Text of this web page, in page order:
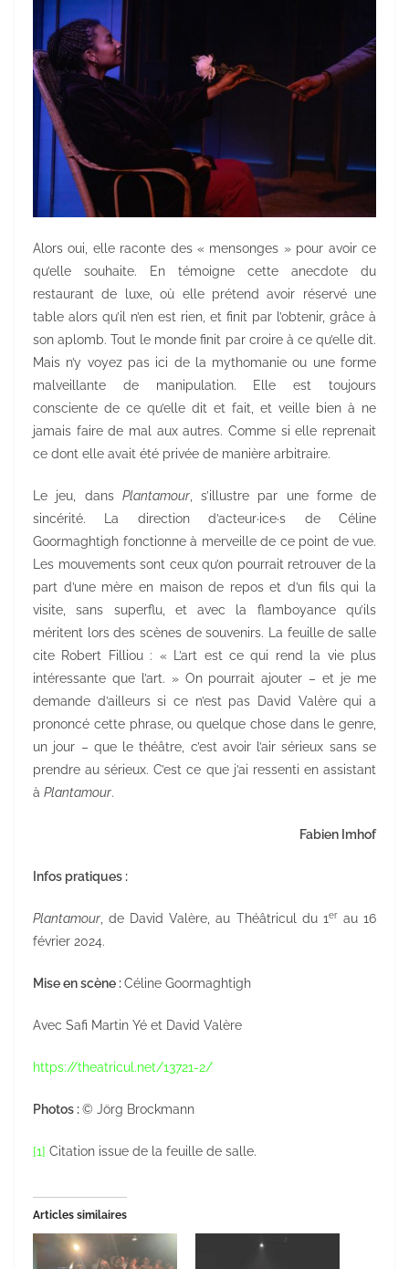
Alors oui, elle raconte des « mensonges » pour avoir ce
qu’elle souhaite. En témoigne cette anecdote du
restaurant de luxe, où elle prétend avoir réservé une
table alors qu’il n’en est rien, et finit par l’obtenir, grâce à
son aplomb. Tout le monde finit par croire à ce qu’elle dit.
Mais n’y voyez pas ici de la mythomanie ou une forme
malveillante de manipulation. Elle est toujours
consciente de ce qu’elle dit et fait, et veille bien à ne
jamais faire de mal aux autres. Comme si elle reprenait
ce dont elle avait été privée de manière arbitraire.
Le jeu, dans Plantamour, s’illustre par une forme de
sincérité. La direction d’acteur·ice·s de Céline
Goormaghtigh fonctionne à merveille de ce point de vue.
Les mouvements sont ceux qu’on pourrait retrouver de la
part d’une mère en maison de repos et d’un fils qui la
visite, sans superflu, et avec la flamboyance qu’ils
méritent lors des scènes de souvenirs. La feuille de salle
cite Robert Filliou : « L’art est ce qui rend la vie plus
intéressante que l’art. » On pourrait ajouter – et je me
demande d’ailleurs si ce n’est pas David Valère qui a
prononcé cette phrase, ou quelque chose dans le genre,
un jour – que le théâtre, c’est avoir l’air sérieux sans se
prendre au sérieux. C’est ce que j’ai ressenti en assistant
à Plantamour.
Fabien Imhof
Infos pratiques :
Plantamour, de David Valère, au Théâtricul du 1erau 16
février 2024.
Mise en scène :Céline Goormaghtigh
Avec Safi Martin Yé et David Valère
https://theatricul.net/13721-2/
Photos :© Jörg Brockmann
[1] Citation issue de la feuille de salle.
Articles similaires